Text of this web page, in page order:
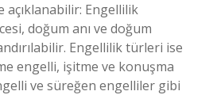
açıklanabilir: Engellilik
doğum anı ve doğum
Engellilik türleri ise
engelli, işitme ve konuşma
ve süreğen engelliler gibi